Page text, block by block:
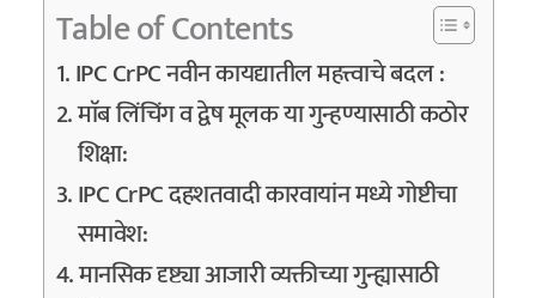
Table of Contents
IPC CrPC नवीन कायद्यातील महत्त्वाचे बदल :
माॅब लिंचिंग व द्वेष मूलक या गुन्हण्यासाठी कठोर
शिक्षा:
IPC CrPC दहशतवादी कारवायांन मध्ये गोष्टीचा
समावेश:
मानसिक दृष्ट्या आजारी व्यक्तीच्या गुन्ह्यासाठी